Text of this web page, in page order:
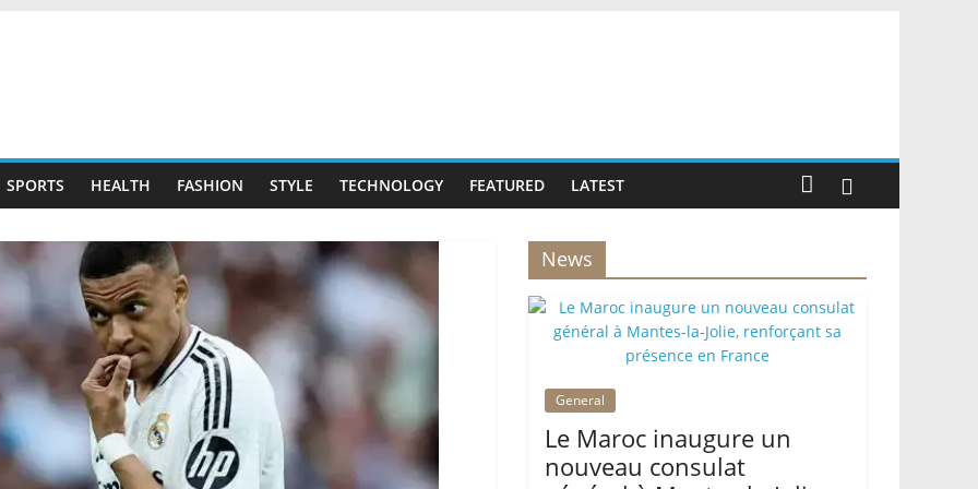
SPORTS HEALTH FASHION STYLE TECHNOLOGY FEATURED LATEST
News
General
Le Maroc inaugure un
nouveau consulat